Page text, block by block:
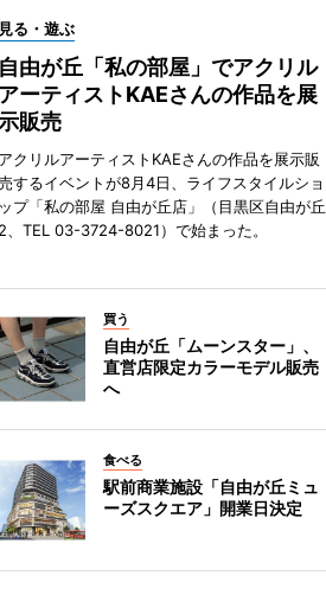
見る・遊ぶ
自由が丘「私の部屋」でアクリル
アーティストKAEさんの作品を展
販売
アクリルアーティストKAEさんの作品を展示販
するイベントが8月4日、ライフスタイルショ
ップ「私の部屋 自由が丘店」（目黒区自由が丘
2、TEL 03-3724-8021）で始まった。
買う
自由が丘「ムーンスター」、
直営店限定カラーモデル販売
へ
食べる
駅前商業施設「自由が丘ミュ
ーズスクエア」開業日決定